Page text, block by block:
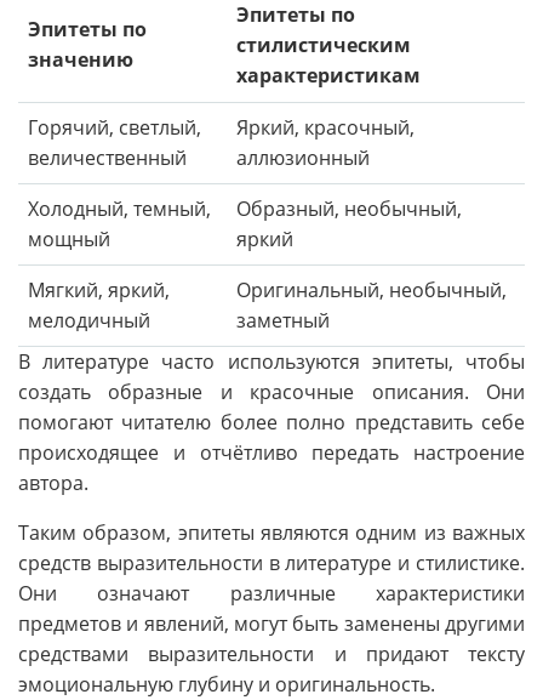
Эпитеты по
значению
Эпитеты по
стилистическим
характеристикам
Горячий, светлый,
величественный
Яркий, красочный,
аллюзионный
Холодный, темный,
мощный
Образный, необычный,
яркий
Мягкий, яркий,
мелодичный
Оригинальный, необычный,
заметный
В литературе часто используются эпитеты, чтобы
создать образные и красочные описания. Они
помогают читателю более полно представить себе
происходящее и отчётливо передать настроение
автора.
Таким образом, эпитеты являются одним из важных
средств выразительности в литературе и стилистике.
Они означают различные характеристики
предметов и явлений, могут быть заменены другими
средствами выразительности и придают тексту
эмоциональную глубину и оригинальность.